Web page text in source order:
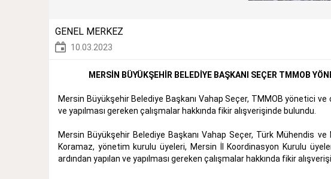
GENEL MERKEZ
10.03.2023
MERSİN BÜYÜKŞEHİR BELEDİYE BAŞKANI SEÇER TMMOB
Mersin Büyükşehir Belediye Başkanı Vahap Seçer, TMMOB yönetici
ve yapılması gereken çalışmalar hakkında fikir alışverişinde bulundu.
Mersin Büyükşehir Belediye Başkanı Vahap Seçer, Türk Mühendis
Koramaz, yönetim kurulu üyeleri, Mersin İl Koordinasyon Kurulu
ardından yapılan ve yapılması gereken çalışmalar hakkında fikir